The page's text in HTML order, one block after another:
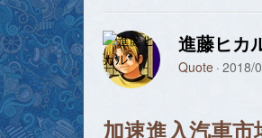
進藤ヒカ
Quote 2018/
加速進入汽車